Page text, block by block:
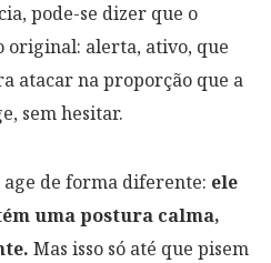
pode-se dizer que o
original: alerta, ativo, que
atacar na proporção que a
sem hesitar.
de forma diferente: ele
uma postura calma,
Mas isso só até que pisem